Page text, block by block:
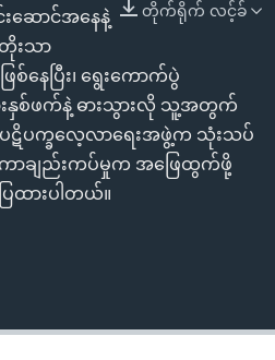
တိုက်ရိုက် လင့်ခ်
းဆောင်အနေနဲ့
းသာ
နေပြီး၊ ရွေးကောက်ပွဲ
စ်ဖက်နဲ့ ဓားသွားလို သူ့အတွက်
ဋိပက္ခလေ့လာရေးအဖွဲ့က သုံးသပ်
ာချည်းကပ်မှုက အဖြေထွက်ဖို့
ထားပါတယ်။